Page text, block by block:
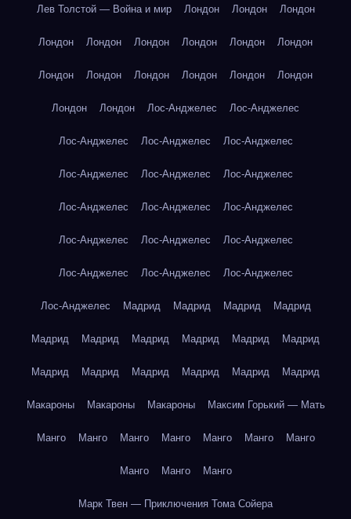
Лев Толстой — Война и мир Лондон Лондон Лондон
Лондон Лондон Лондон Лондон Лондон Лондон
Лондон Лондон Лондон Лондон Лондон Лондон
Лондон Лондон Лос-Анджелес Лос-Анджелес
Лос-Анджелес Лос-Анджелес Лос-Анджелес
Лос-Анджелес Лос-Анджелес Лос-Анджелес
Лос-Анджелес Лос-Анджелес Лос-Анджелес
Лос-Анджелес Лос-Анджелес Лос-Анджелес
Лос-Анджелес Лос-Анджелес Лос-Анджелес
Лос-Анджелес Мадрид Мадрид Мадрид Мадрид
Мадрид Мадрид Мадрид Мадрид Мадрид Мадрид
Мадрид Мадрид Мадрид Мадрид Мадрид Мадрид
Макароны Макароны Макароны Максим Горький — Мать
Манго Манго Манго Манго Манго Манго Манго
Манго Манго Манго
Марк Твен — Приключения Тома Сойера